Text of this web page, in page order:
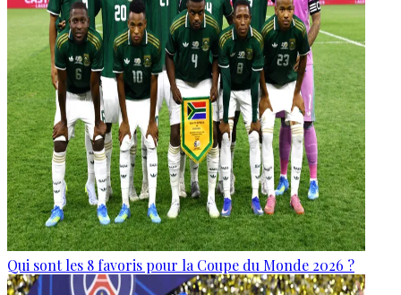
Qui sont les 8 favoris pour la Coupe du Monde 2026 ?